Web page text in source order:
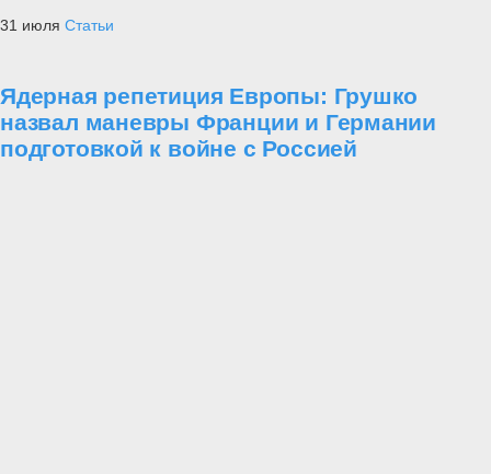
31 июля Статьи
Ядерная репетиция Европы: Грушко
назвал маневры Франции и Германии
подготовкой к войне с Россией